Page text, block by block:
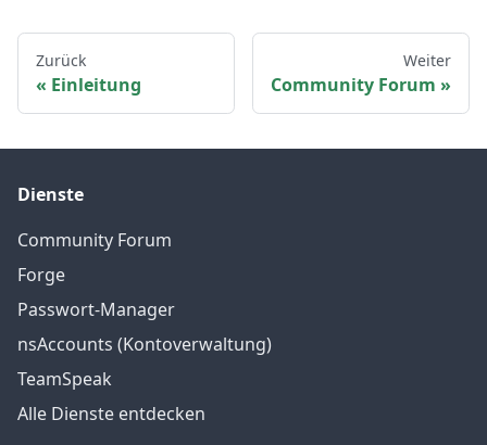
Zurück
Einleitung
Weiter
Community Forum
Dienste
Community Forum
Forge
Passwort-Manager
nsAccounts (Kontoverwaltung)
TeamSpeak
Alle Dienste entdecken